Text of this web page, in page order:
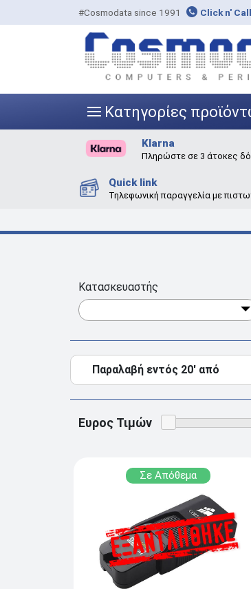
#Cosmodata since 1991 Click n'
||| Κατηγορίες
Klarna
Πληρώστε σε 3 άτοκες
Quick link
Τηλεφωνική παραγγελία με
Κατασκευαστής
Παραλαβή εντός 20' από
Ευρος Τιμών
Σε Απόθεμα